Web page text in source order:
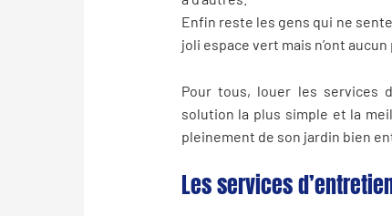
Enfin reste les gens qui ne
joli espace vert mais n’ont aucun
Pour tous, louer les services
solution la plus simple et la
pleinement de son jardin bien
Les services